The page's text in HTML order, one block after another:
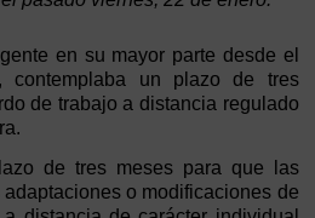
en su mayor parte desde el
contemplaba un plazo de tres
de trabajo a distancia regulado
de tres meses para que las
o modificaciones de